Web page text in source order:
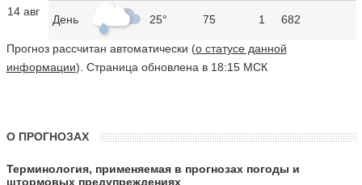
14 авг
День 25° 75 1 682
Прогноз рассчитан автоматически (о статусе данной
информации). Страница обновлена в 18:15 МСК
О ПРОГНОЗАХ
Терминология, применяемая в прогнозах погоды и
штормовых предупреждениях